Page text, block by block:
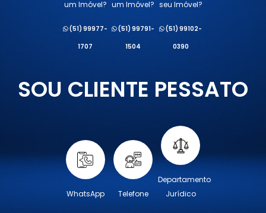
um Imóvel?
(51) 99977-
1707
um Imóvel?
(51) 99791-
1504
seu Imóvel?
(51) 99102-
0390
SOU CLIENTE PESSATO
WhatsApp Telefone
Departamento
Jurídico